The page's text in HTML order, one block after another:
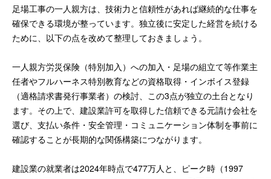
足場工事の一人親方は、技術力と信頼性があれば継続的な仕事を
確保できる環境が整っています。独立後に安定した経営を続ける
ために、以下の点を改めて整理しておきましょう。
一人親方労災保険（特別加入）への加入・足場の組立て等作業主
任者やフルハーネス特別教育などの資格取得・インボイス登録
（適格請求書発行事業者）の検討、この3点が独立の土台となり
ます。その上で、建設業許可を取得した信頼できる元請け会社を
選び、支払い条件・安全管理・コミュニケーション体制を事前に
確認することが長期的な関係構築につながります。
建設業の就業者は2024年時点で477万人と、ピーク時（1997